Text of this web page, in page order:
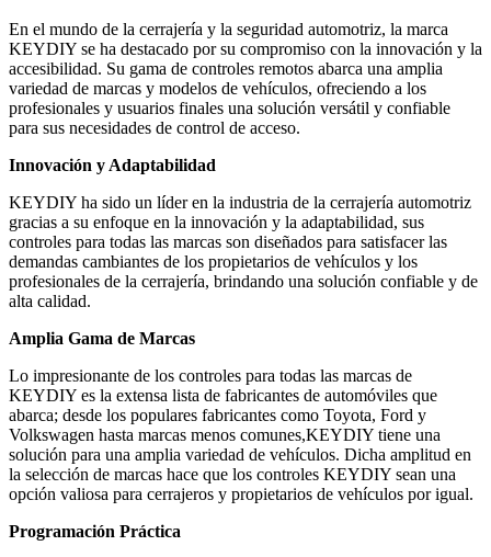
En el mundo de la cerrajería y la seguridad automotriz, la marca
KEYDIY se ha destacado por su compromiso con la innovación y la
accesibilidad. Su gama de controles remotos abarca una amplia
variedad de marcas y modelos de vehículos, ofreciendo a los
profesionales y usuarios finales una solución versátil y confiable
para sus necesidades de control de acceso.
Innovación y Adaptabilidad
KEYDIY ha sido un líder en la industria de la cerrajería automotriz
gracias a su enfoque en la innovación y la adaptabilidad, sus
controles para todas las marcas son diseñados para satisfacer las
demandas cambiantes de los propietarios de vehículos y los
profesionales de la cerrajería, brindando una solución confiable y de
alta calidad.
Amplia Gama de Marcas
Lo impresionante de los controles para todas las marcas de
KEYDIY es la extensa lista de fabricantes de automóviles que
abarca; desde los populares fabricantes como Toyota, Ford y
Volkswagen hasta marcas menos comunes,KEYDIY tiene una
solución para una amplia variedad de vehículos. Dicha amplitud en
la selección de marcas hace que los controles KEYDIY sean una
opción valiosa para cerrajeros y propietarios de vehículos por igual.
Programación Práctica